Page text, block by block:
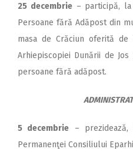
25 decembrie– participă, la
Persoane fără Adăpost din
masa de Crăciun oferită
Arhiepiscopiei Dunării de
persoane fără adăpost.
5 decembrie –
Permanenţei Consiliului